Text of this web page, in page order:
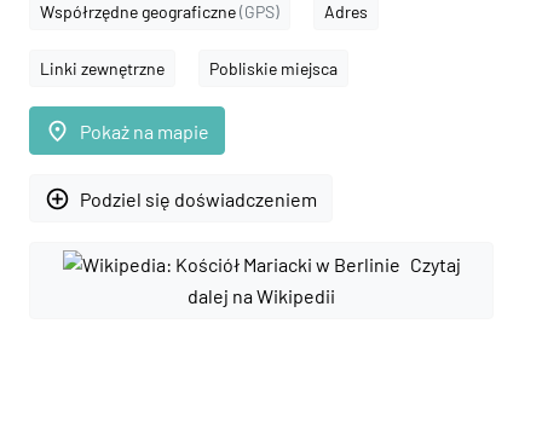
Współrzędne geograficzne(GPS) Adres
Linki zewnętrzne Pobliskie miejsca
place Pokaż na mapie
add_circle_outline Podziel się doświadczeniem
Czytaj
dalej na Wikipedii